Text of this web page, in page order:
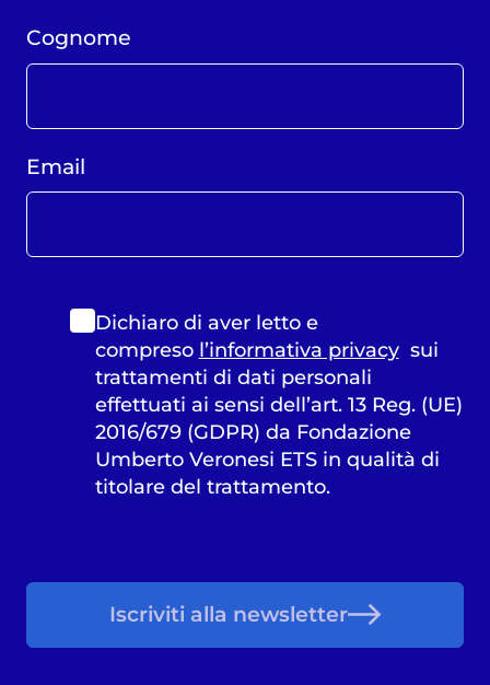
Cognome
Email
Dichiaro di aver letto e
compreso l’informativa privacysui
trattamenti di dati personali
effettuati ai sensi dell’art. 13 Reg. (UE)
2016/679 (GDPR) da Fondazione
Umberto Veronesi ETS in qualità di
titolare del trattamento.
Iscriviti alla newsletter